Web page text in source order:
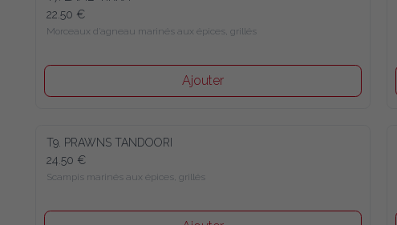
22.50 €
Morceaux d’agneau marinés aux épices, grillés
Ajouter
T9. PRAWNS TANDOORI
24.50 €
Scampis marinés aux épices, grillés